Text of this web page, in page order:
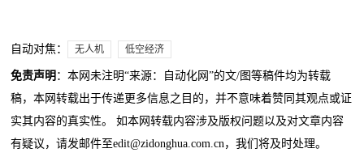
自动对焦： 无人机 低空经济
免责声明 ：本网未注明“来源：自动化网”的文/图等稿件均为转载
稿，本网转载出于传递更多信息之目的，并不意味着赞同其观点或证
实其内容的真实性。 如本网转载内容涉及版权问题以及对文章内容
有疑议，请发邮件至edit@zidonghua.com.cn，我们将及时处理。